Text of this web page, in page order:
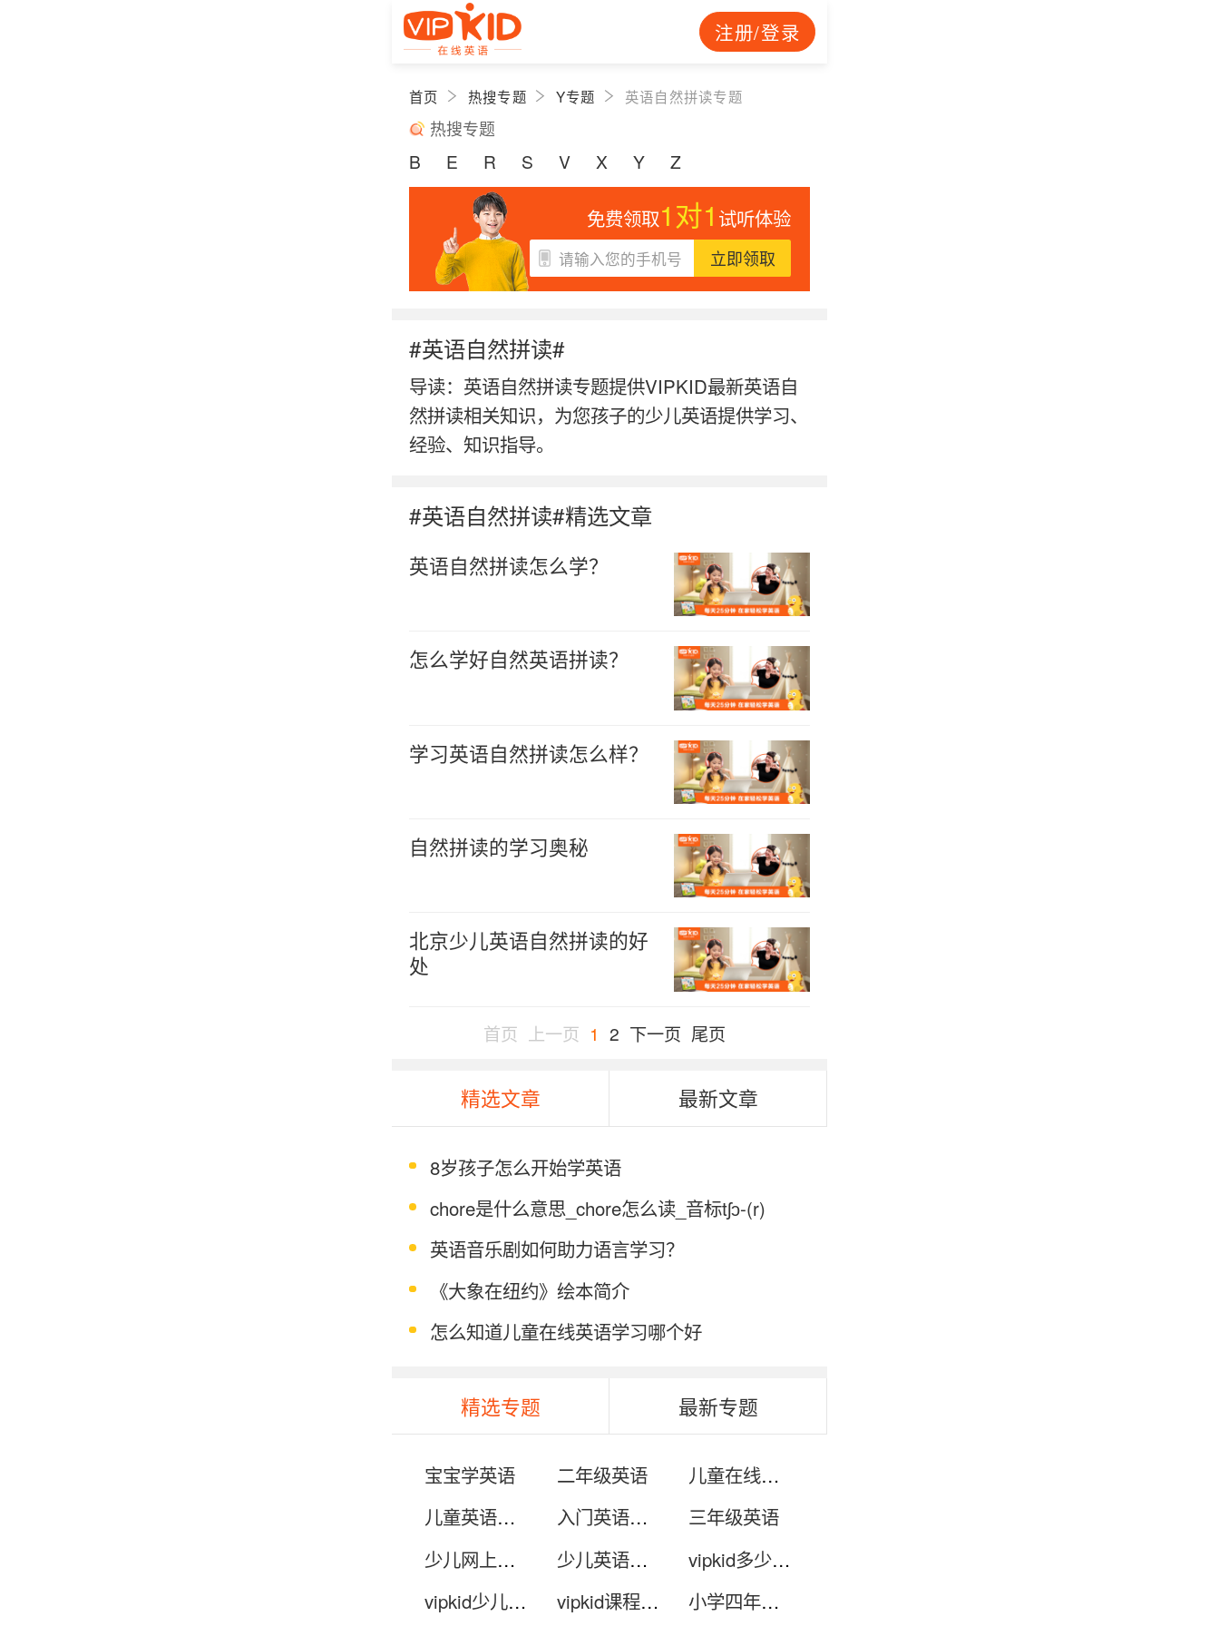
注册/登录
首页 热搜专题 Y专题 英语自然拼读专题
热搜专题
B E R S V X Y Z
免费领取1对1 试听体验
立即领取
#英语自然拼读#
导读： 英语自然拼读专题提供VIPKID最新英语自
然拼读相关知识，为您孩子的少儿英语提供学习、
经验、知识指导。
#英语自然拼读#精选文章
英语自然拼读怎么学？
怎么学好自然英语拼读？
学习英语自然拼读怎么样？
自然拼读的学习奥秘
北京少儿英语自然拼读的好
处
首页 上一页 1 2 下一页 尾页
精选文章 最新文章
8岁孩子怎么开始学英语
chore是什么意思_chore怎么读_音标tʃɔ-(r)
英语音乐剧如何助力语言学习？
《大象在纽约》绘本简介
怎么知道儿童在线英语学习哪个好
精选专题 最新专题
宝宝学英语 二年级英语
儿童在线英语哪个好
儿童英语口语
入门英语学习
三年级英语
少儿网上英语
少儿英语在线
vipkid多少钱一节课
vipkid少儿英语怎么样
vipkid课程价格 小学四年级英语